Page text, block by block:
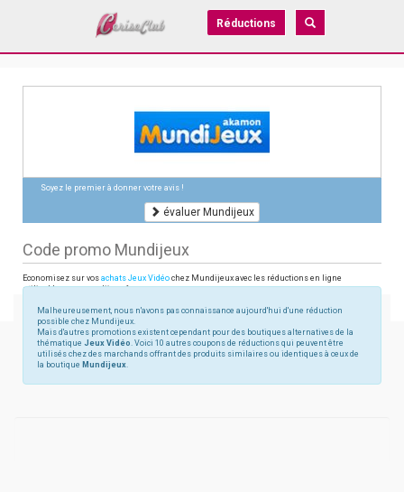
Réductions
Soyez le premier à donner votre avis !
évaluer Mundijeux
Code promo Mundijeux
Economisez sur vos achats Jeux Vidéo chez Mundijeux avec les réductions en ligne
utilisables sur mundijeux.fr
Malheureusement, nous n'avons pas connaissance aujourd'hui d'une réduction
possible chez Mundijeux.
Mais d'autres promotions existent cependant pour des boutiques alternatives de la
thématique Jeux Vidéo. Voici 10 autres coupons de réductions qui peuvent être
utilisés chez des marchands offrant des produits similaires ou identiques à ceux de
la boutique Mundijeux.